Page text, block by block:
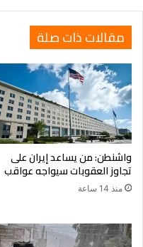
مقالات ذات صلة
واشنطن: من يساعد إيران على
تجاوز العقوبات سيواجه عواقب
منذ 14 ساعة